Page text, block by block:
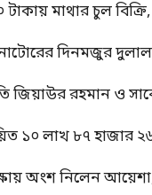
মাথার চুল বিক্রি,
দিনমজুর
জিয়াউর রহমান ও
১০ লাখ ৮৭ হাজার
অংশ নিলেন